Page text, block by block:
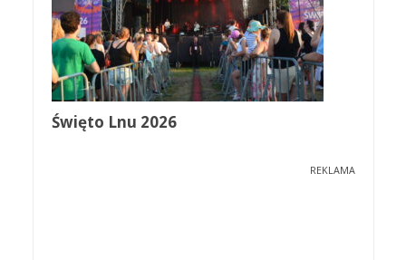
Święto Lnu 2026
REKLAMA